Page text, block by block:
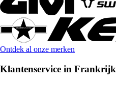
Ontdek al onze merken
Klantenservice in Frankrijk